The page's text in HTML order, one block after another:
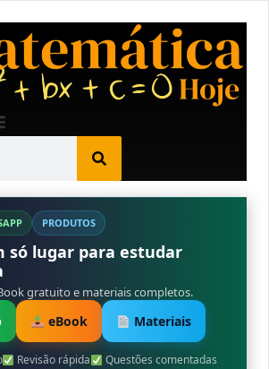
PRODUTOS
só lugar para estudar
gratuito e materiais completos.
eBook Materiais
Revisão rápida Questões comentadas